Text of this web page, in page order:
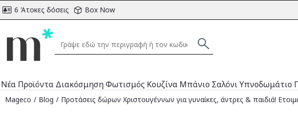
6 Άτοκες δόσεις Box Now
Νέα Προϊόντα ΔιακόσμησηΦωτισμός Κουζίνα Μπάνιο ΣαλόνιΥπνοδωμάτιο
Mageco Blog Προτάσεις δώρων Χριστουγέννων για γυναίκες, άντρες & παιδιά!